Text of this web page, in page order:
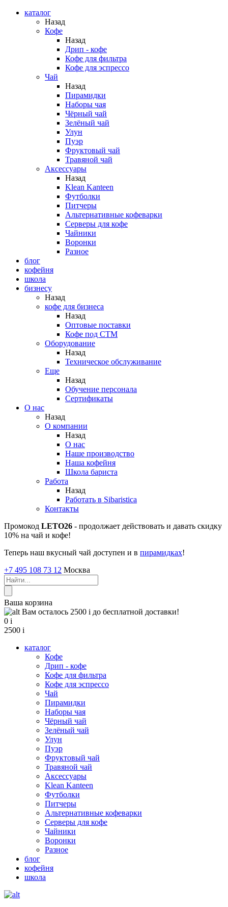
каталог
Назад
Кофе
Назад
Дрип - кофе
Кофе для фильтра
Кофе для эспрессо
Чай
Назад
Пирамидки
Наборы чая
Чёрный чай
Зелёный чай
Улун
Пуэр
Фруктовый чай
Травяной чай
Аксессуары
Назад
Klean Kanteen
Футболки
Питчеры
Альтернативные кофеварки
Серверы для кофе
Чайники
Воронки
Разное
блог
кофейня
школа
бизнесу
Назад
кофе для бизнеса
Назад
Оптовые поставки
Кофе под СТМ
Оборудование
Назад
Техническое обслуживание
Еще
Назад
Обучение персонала
Сертификаты
О нас
Назад
O компании
Назад
О нас
Наше производство
Наша кофейня
Школа бариста
Работа
Назад
Работать в Sibaristica
Контакты
Промокод LETO26 - продолжает действовать и давать скидку
10% на чай и кофе!
Теперь наш вкусный чай доступен и в пирамидках!
+7 495 108 73 12 Москва
Ваша корзина
Вам осталось 2500 i до бесплатной доставки!
0 i
2500 i
каталог
Кофе
Дрип - кофе
Кофе для фильтра
Кофе для эспрессо
Чай
Пирамидки
Наборы чая
Чёрный чай
Зелёный чай
Улун
Пуэр
Фруктовый чай
Травяной чай
Аксессуары
Klean Kanteen
Футболки
Питчеры
Альтернативные кофеварки
Серверы для кофе
Чайники
Воронки
Разное
блог
кофейня
школа